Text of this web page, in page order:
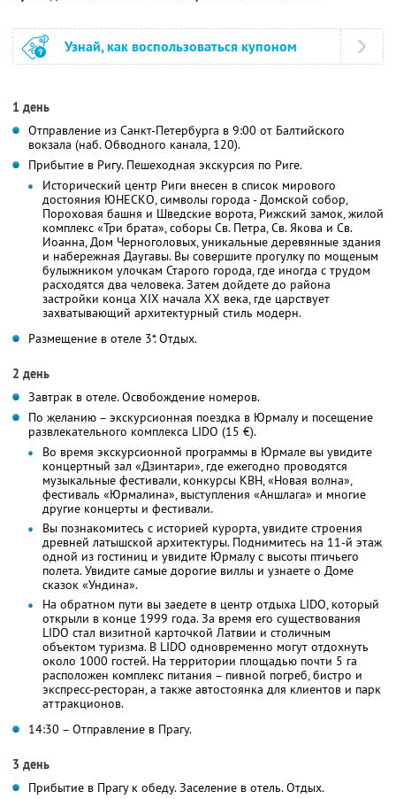
Узнай, как воспользоваться купоном
1 день
Отправление из Санкт-Петербурга в 9:00 от Балтийского
вокзала (наб. Обводного канала, 120).
Прибытие в Ригу. Пешеходная экскурсия по Риге.
Исторический центр Риги внесен в список мирового
достояния ЮНЕСКО, символы города - Домской собор,
Пороховая башня и Шведские ворота, Рижский замок, жилой
комплекс «Три брата», соборы Св. Петра, Св. Якова и Св.
Иоанна, Дом Черноголовых, уникальные деревянные здания
и набережная Даугавы. Вы совершите прогулку по мощеным
булыжником улочкам Старого города, где иногда с трудом
расходятся два человека. Затем дойдете до района
застройки конца XIX начала XX века, где царствует
захватывающий архитектурный стиль модерн.
Размещение в отеле 3*. Отдых.
2 день
Завтрак в отеле. Освобождение номеров.
По желанию – экскурсионная поездка в Юрмалу и посещение
развлекательного комплекса LIDO (15 €).
Во время экскурсионной программы в Юрмале вы увидите
концертный зал «Дзинтари», где ежегодно проводятся
музыкальные фестивали, конкурсы КВН, «Новая волна»,
фестиваль «Юрмалина», выступления «Аншлага» и многие
другие концерты и фестивали.
Вы познакомитесь с историей курорта, увидите строения
древней латышской архитектуры. Поднимитесь на 11-й этаж
одной из гостиниц и увидите Юрмалу с высоты птичьего
полета. Увидите самые дорогие виллы и узнаете о Доме
сказок «Ундина».
На обратном пути вы заедете в центр отдыха LIDO, который
открыли в конце 1999 года. За время его существования
LIDO стал визитной карточкой Латвии и столичным
объектом туризма. В LIDO одновременно могут отдохнуть
около 1000 гостей. На территории площадью почти 5 га
расположен комплекс питания – пивной погреб, бистро и
экспресс-ресторан, а также автостоянка для клиентов и парк
аттракционов.
14:30 – Отправление в Прагу.
3 день
Прибытие в Прагу к обеду. Заселение в отель. Отдых.